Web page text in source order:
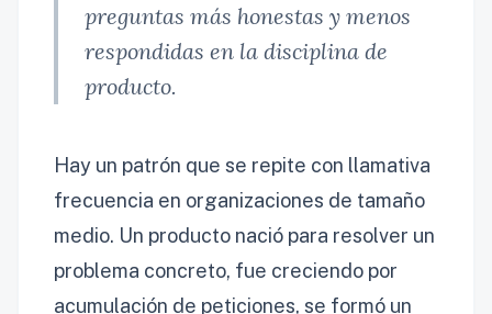
preguntas más honestas y menos
respondidas en la disciplina de
producto.
Hay un patrón que se repite con llamativa
frecuencia en organizaciones de tamaño
medio. Un producto nació para resolver un
problema concreto, fue creciendo por
acumulación de peticiones, se formó un